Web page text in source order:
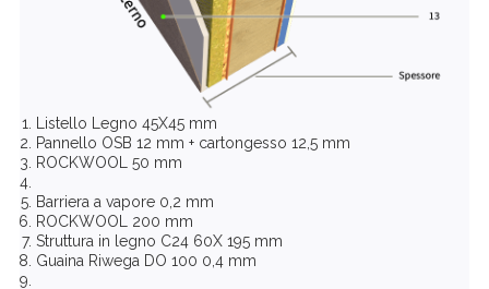
Listello Legno 45X45 mm
Pannello OSB 12 mm + cartongesso 12,5 mm
ROCKWOOL 50 mm
Barriera a vapore 0,2 mm
ROCKWOOL 200 mm
Struttura in legno C24 60X 195 mm
Guaina Riwega DO 100 0,4 mm